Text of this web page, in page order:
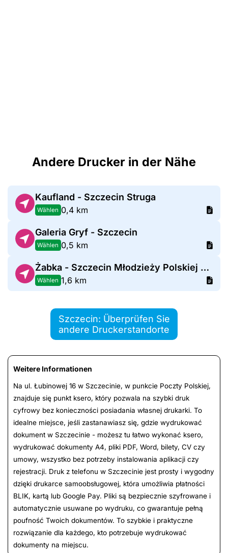
Andere Drucker in der Nähe
Kaufland - Szczecin Struga
Wählen 0,4 km
Galeria Gryf - Szczecin
Wählen 0,5 km
Żabka - Szczecin Młodzieży Polskiej 32B
Wählen 1,6 km
Szczecin: Überprüfen Sie
andere Druckerstandorte
Weitere Informationen
Na ul. Łubinowej 16 w Szczecinie, w punkcie Poczty Polskiej,
znajduje się punkt ksero, który pozwala na szybki druk
cyfrowy bez konieczności posiadania własnej drukarki. To
idealne miejsce, jeśli zastanawiasz się, gdzie wydrukować
dokument w Szczecinie - możesz tu łatwo wykonać ksero,
wydrukować dokumenty A4, pliki PDF, Word, bilety, CV czy
umowy, wszystko bez potrzeby instalowania aplikacji czy
rejestracji. Druk z telefonu w Szczecinie jest prosty i wygodny
dzięki drukarce samoobsługowej, która umożliwia płatności
BLIK, kartą lub Google Pay. Pliki są bezpiecznie szyfrowane i
automatycznie usuwane po wydruku, co gwarantuje pełną
poufność Twoich dokumentów. To szybkie i praktyczne
rozwiązanie dla każdego, kto potrzebuje wydrukować
dokumenty na miejscu.